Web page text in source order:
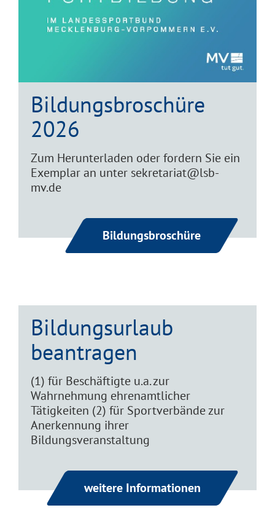
Bildungsbroschüre
2026
Zum Herunterladen oder fordern Sie ein
Exemplar an unter sekretariat@lsb-
mv.de
Bildungsbroschüre
Bildungsurlaub
beantragen
(1) für Beschäftigte u.a. zur
Wahrnehmung ehrenamtlicher
Tätigkeiten (2) für Sportverbände zur
Anerkennung ihrer
Bildungsveranstaltung
weitere Informationen